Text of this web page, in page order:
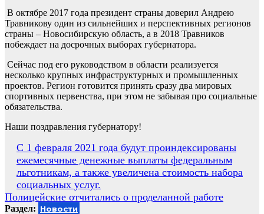
В октябре 2017 года президент страны доверил Андрею
Травникову один из сильнейших и перспективных регионов
страны – Новосибирскую область, а в 2018 Травников
побеждает на досрочных выборах губернатора.
Сейчас под его руководством в области реализуется
несколько крупных инфраструктурных и промышленных
проектов. Регион готовится принять сразу два мировых
спортивных первенства, при этом не забывая про социальные
обязательства.
Наши поздравления губернатору!
Навигация
по
записям
С 1 февраля 2021 года будут проиндексированы
ежемесячные денежные выплаты федеральным
льготникам, а также увеличена стоимость набора
социальных услуг.
Полицейские отчитались о проделанной работе
Раздел: Новости